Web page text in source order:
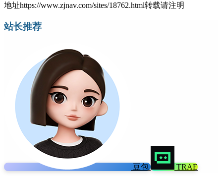
地址https://www.zjnav.com/sites/18762.html转载请注明
站长推荐
豆包 TRAE